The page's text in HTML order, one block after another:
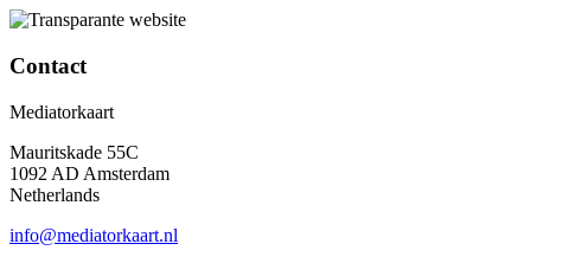
Contact
Mediatorkaart
Mauritskade 55C
1092 AD Amsterdam
Netherlands
info@mediatorkaart.nl